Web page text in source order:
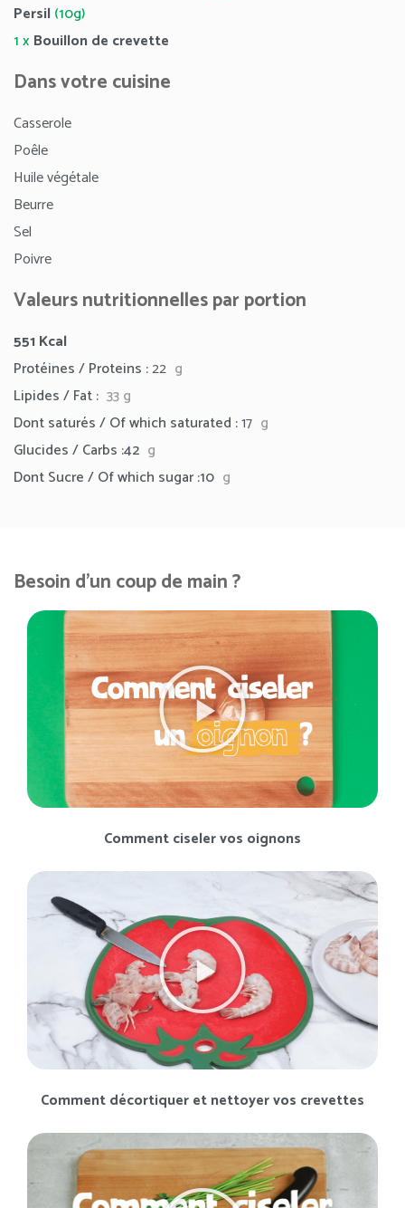
Persil(10g)
1 xBouillon de crevette
Dans votre cuisine
Casserole
Poêle
Huile végétale
Beurre
Sel
Poivre
Valeurs nutritionnelles par portion
551Kcal
Protéines / Proteins :22 g
Lipides / Fat : 33g
Dont saturés / Of which saturated :17 g
Glucides / Carbs :42 g
Dont Sucre / Of which sugar :10 g
Besoin d'un coup de main ?
Comment ciseler vos oignons
Comment décortiquer et nettoyer vos crevettes